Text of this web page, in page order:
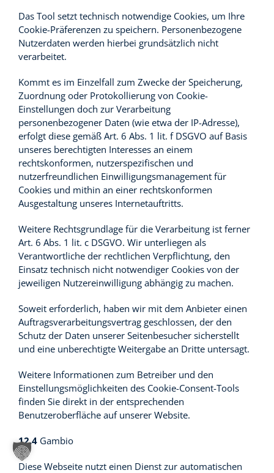
Das Tool setzt technisch notwendige Cookies, um Ihre
Cookie-Präferenzen zu speichern. Personenbezogene
Nutzerdaten werden hierbei grundsätzlich nicht
verarbeitet.
Kommt es im Einzelfall zum Zwecke der Speicherung,
Zuordnung oder Protokollierung von Cookie-
Einstellungen doch zur Verarbeitung
personenbezogener Daten (wie etwa der IP-Adresse),
erfolgt diese gemäß Art. 6 Abs. 1 lit. f DSGVO auf Basis
unseres berechtigten Interesses an einem
rechtskonformen, nutzerspezifischen und
nutzerfreundlichen Einwilligungsmanagement für
Cookies und mithin an einer rechtskonformen
Ausgestaltung unseres Internetauftritts.
Weitere Rechtsgrundlage für die Verarbeitung ist ferner
Art. 6 Abs. 1 lit. c DSGVO. Wir unterliegen als
Verantwortliche der rechtlichen Verpflichtung, den
Einsatz technisch nicht notwendiger Cookies von der
jeweiligen Nutzereinwilligung abhängig zu machen.
Soweit erforderlich, haben wir mit dem Anbieter einen
Auftragsverarbeitungsvertrag geschlossen, der den
Schutz der Daten unserer Seitenbesucher sicherstellt
und eine unberechtigte Weitergabe an Dritte untersagt.
Weitere Informationen zum Betreiber und den
Einstellungsmöglichkeiten des Cookie-Consent-Tools
finden Sie direkt in der entsprechenden
Benutzeroberfläche auf unserer Website.
12.4Gambio
Diese Webseite nutzt einen Dienst zur automatischen